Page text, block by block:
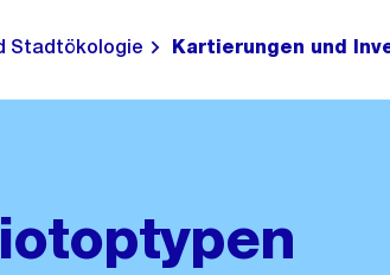
Stadtökologie Kartierungen und